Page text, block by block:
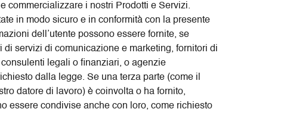
commercializzare i nostri Prodotti e Servizi.
in modo sicuro e in conformità con la presente
dell’utente possono essere fornite, se
servizi di comunicazione e marketing, fornitori di
legali o finanziari, o agenzie
dalla legge. Se una terza parte (come il
datore di lavoro) è coinvolta o ha fornito,
essere condivise anche con loro, come richiesto